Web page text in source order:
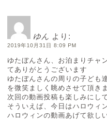
ゆん より:
2019年10月31日 8:09 PM
ゆたぼんさん、お泊まりチャ
てありがとうございます
ゆたぼんさんの周りの子ども
を微笑ましく眺めさせて頂き
次回の動画投稿も楽しみにし
そういえば、今日はハロウィ
ハロウィンの動画あげて欲し